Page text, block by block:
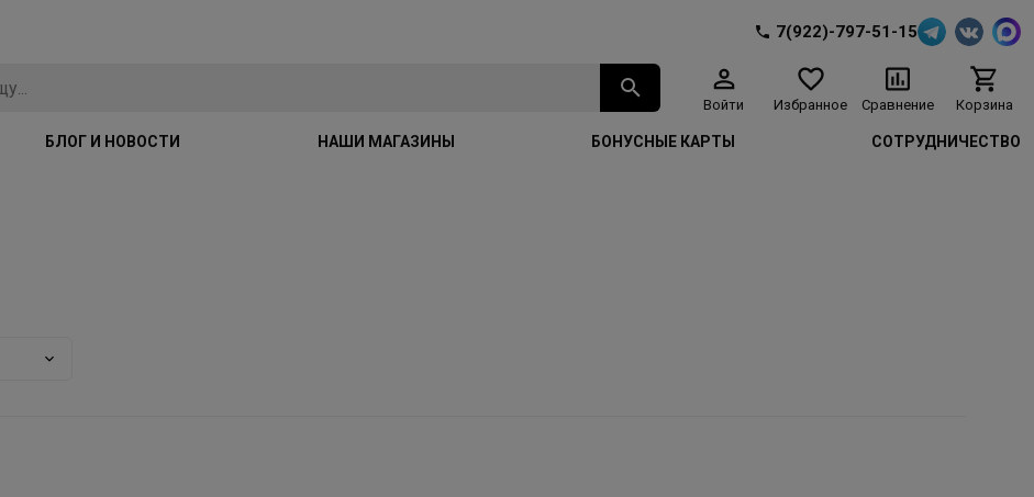
7(922)-797-51-15
Войти Избранное Сравнение Корзина
БЛОГ И НОВОСТИ НАШИ МАГАЗИНЫ БОНУСНЫЕ КАРТЫ СОТРУДНИЧЕСТВО